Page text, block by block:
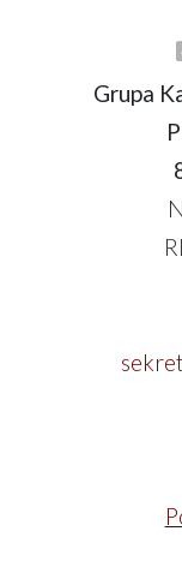
Grupa